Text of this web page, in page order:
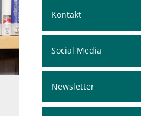
Kontakt
Social Media
Newsletter